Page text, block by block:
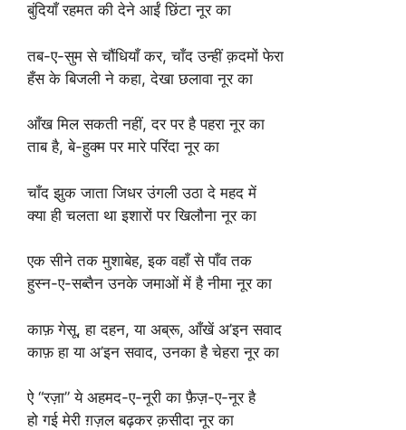
बुंदियाँ रहमत की देने आईं छिंटा नूर का
तब-ए-सुम से चौंधियाँ कर, चाँद उन्हीं क़दमों फेरा
हँस के बिजली ने कहा, देखा छलावा नूर का
आँख मिल सकती नहीं, दर पर है पहरा नूर का
ताब है, बे-हुक्म पर मारे परिंदा नूर का
चाँद झुक जाता जिधर उंगली उठा दे महद में
क्या ही चलता था इशारों पर खिलौना नूर का
एक सीने तक मुशाबेह, इक वहाँ से पाँव तक
हुस्न-ए-सब्तैन उनके जमाओं में है नीमा नूर का
काफ़ गेसू, हा दहन, या अब्रू, आँखें अ’इन सवाद
काफ़ हा या अ’इन सवाद, उनका है चेहरा नूर का
ऐ “रज़ा” ये अहमद-ए-नूरी का फ़ैज़-ए-नूर है
हो गई मेरी ग़ज़ल बढ़कर क़सीदा नूर का